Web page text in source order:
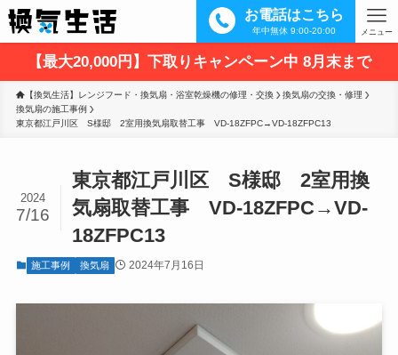
お電話はこちら
年中無休 9:00-20:00 メニュー
【最大20,000円】下取りキャンペーン中 8月末まで
【換気生活】レンジフード・換気扇・浴室乾燥機の修理・交換
換気扇の交換・修理
換気扇の施工事例
東京都江戸川区　S様邸　2室用換気扇取替工事　VD-18ZFPC→VD-18ZFPC13
東京都江戸川区 S様邸 2室用換
気扇取替工事 VD-18ZFPC→VD-
18ZFPC13
2024
7/16
施工事例 換気扇 2024年7月16日